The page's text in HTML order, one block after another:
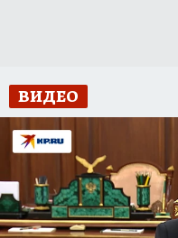
ВИДЕО